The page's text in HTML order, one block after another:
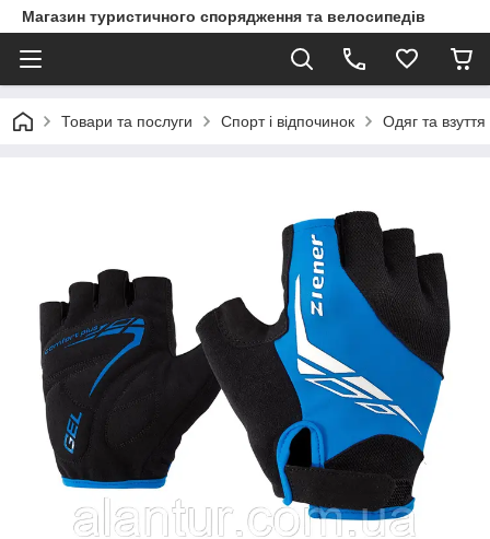
Магазин туристичного спорядження та велосипедів
Товари та послуги Спорт і відпочинок Одяг та